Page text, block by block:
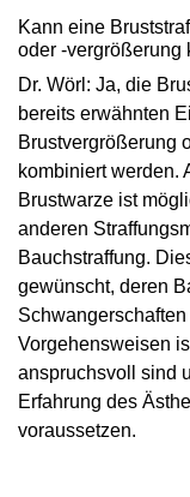
Kann eine
oder -vergrößerung
Dr. Wörl: Ja, die
bereits erwähnten
Brustvergrößerung
kombiniert werden.
Brustwarze ist
anderen
Bauchstraffung.
gewünscht, deren
Vorgehensweisen
anspruchsvoll sind
Erfahrung des
voraussetzen.